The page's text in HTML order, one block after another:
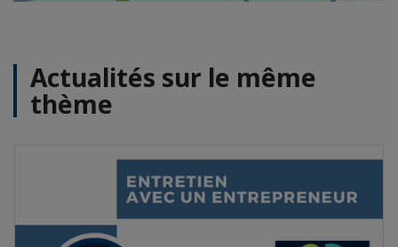
Actualités sur le même
thème